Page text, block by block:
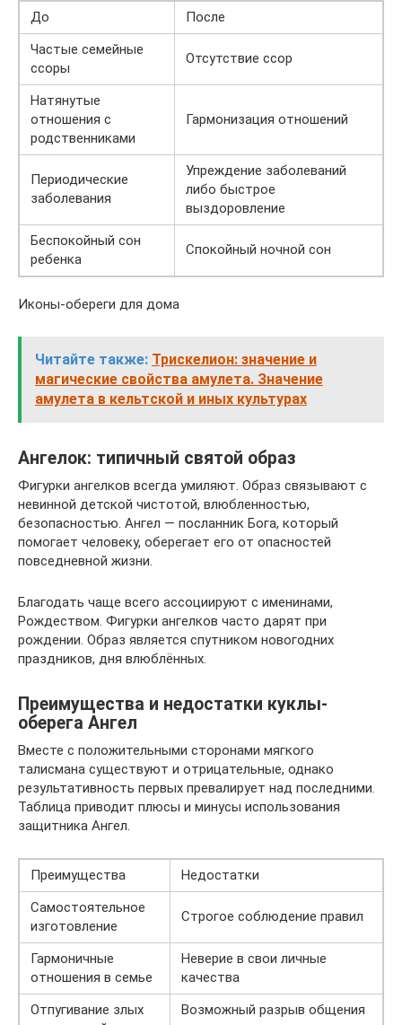
До
После
Частые семейные
ссоры
Отсутствие ссор
Натянутые
отношения с
родственниками
Гармонизация отношений
Периодические
заболевания
Упреждение заболеваний
либо быстрое
выздоровление
Беспокойный сон
ребенка
Спокойный ночной сон
Иконы-обереги для дома
Читайте также: Трискелион: значение и
магические свойства амулета. Значение
амулета в кельтской и иных культурах
Ангелок: типичный святой образ
Фигурки ангелков всегда умиляют. Образ связывают с
невинной детской чистотой, влюбленностью,
безопасностью. Ангел — посланник Бога, который
помогает человеку, оберегает его от опасностей
повседневной жизни.
Благодать чаще всего ассоциируют с именинами,
Рождеством. Фигурки ангелков часто дарят при
рождении. Образ является спутником новогодних
праздников, дня влюблённых.
Преимущества и недостатки куклы-
оберега Ангел
Вместе с положительными сторонами мягкого
талисмана существуют и отрицательные, однако
результативность первых превалирует над последними.
Таблица приводит плюсы и минусы использования
защитника Ангел.
Преимущества
Недостатки
Самостоятельное
изготовление
Строгое соблюдение правил
Гармоничные
отношения в семье
Неверие в свои личные
качества
Отпугивание злых
Возможный разрыв общения